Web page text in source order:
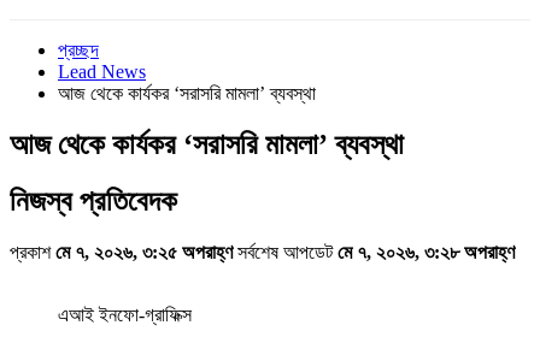
প্রচ্ছদ
Lead News
আজ থেকে কার্যকর ‘সরাসরি মামলা’ ব্যবস্থা
আজ থেকে কার্যকর ‘সরাসরি মামলা’ ব্যবস্থা
নিজস্ব প্রতিবেদক
প্রকাশমে ৭, ২০২৬, ৩:২৫ অপরাহ্ণ সর্বশেষ আপডেটমে ৭, ২০২৬, ৩:২৮ অপরাহ্ণ
এআই ইনফো-গ্রাফিক্স